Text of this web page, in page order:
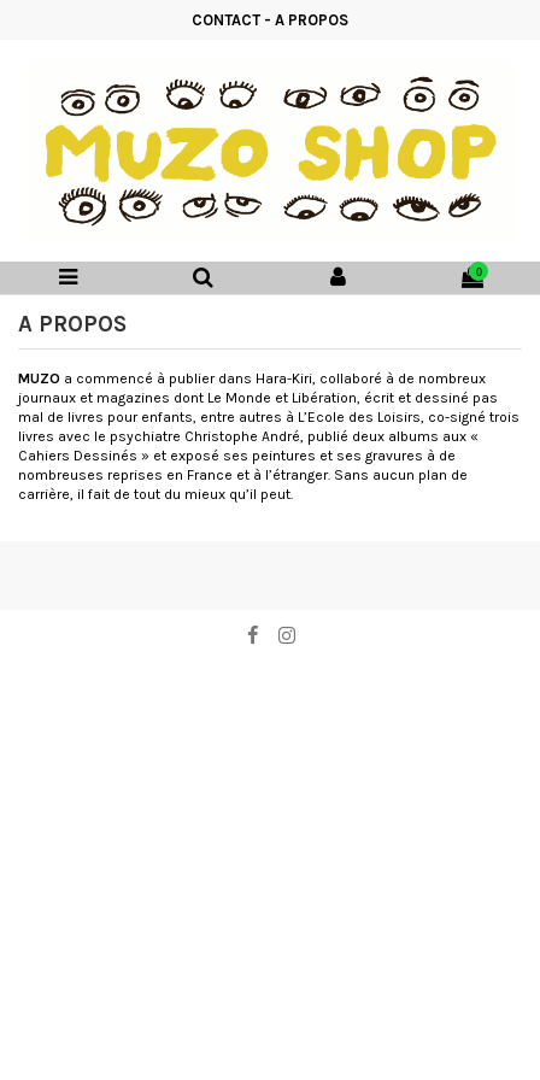
CONTACT- A PROPOS
0
A PROPOS
MUZO a commencé à publier dans Hara-Kiri, collaboré à de nombreux
journaux et magazines dont Le Monde et Libération, écrit et dessiné pas
mal de livres pour enfants, entre autres à L’Ecole des Loisirs, co-signé trois
livres avec le psychiatre Christophe André, publié deux albums aux «
Cahiers Dessinés » et exposé ses peintures et ses gravures à de
nombreuses reprises en France et à l’étranger. Sans aucun plan de
carrière, il fait de tout du mieux qu’il peut.